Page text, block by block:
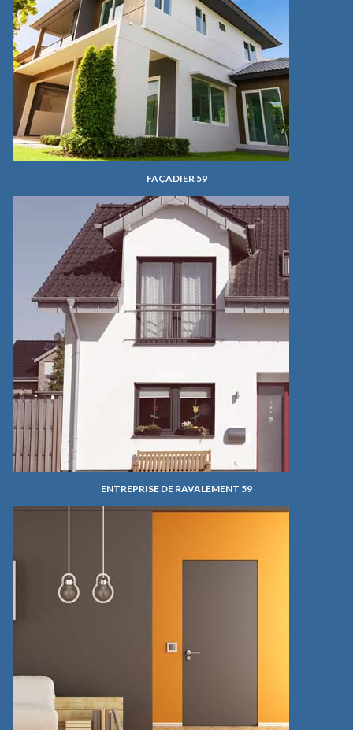
FAÇADIER 59
ENTREPRISE DE RAVALEMENT 59